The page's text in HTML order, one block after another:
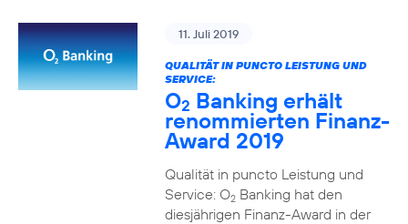
11. Juli 2019
QUALITÄT IN PUNCTO LEISTUNG UND
SERVICE:
O2 Banking erhält
renommierten Finanz-
Award 2019
Qualität in puncto Leistung und
Service: O2Banking hat den
diesjährigen Finanz-Award in der